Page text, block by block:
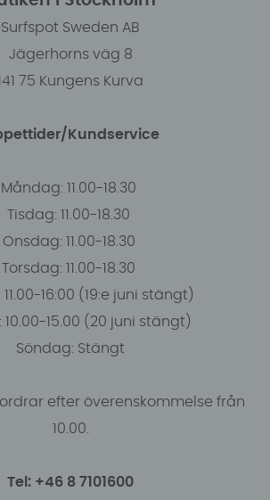
Surfspot Sweden AB
Jägerhorns väg 8
75 Kungens Kurva
Kundservice
Måndag: 11.00-18.30
Tisdag: 11.00-18.30
Onsdag: 11.00-18.30
Torsdag: 11.00-18.30
16:00 (19:e juni stängt)
10.00-15.00 (20 juni stängt)
Söndag: Stängt
efter överenskommelse från
10.00.
Tel: +46 8 7101600